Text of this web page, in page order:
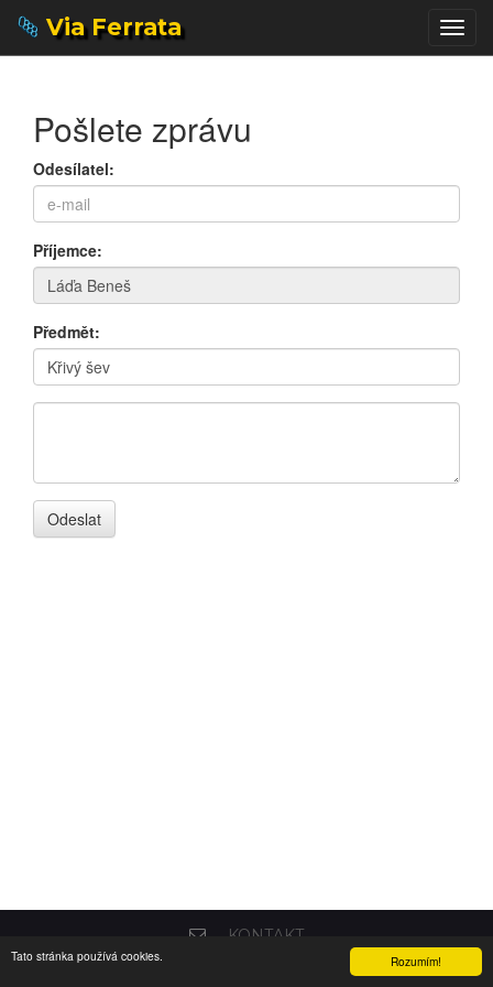
Rozumím!
Tato stránka používá cookies.
Via Ferrata
Pošlete zprávu
Odesílatel:
Příjemce:
Předmět:
KONTAKT
COPYRIGHT © 2004 - 2016
ORIONSOFT